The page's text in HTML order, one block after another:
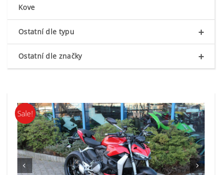
Sale!
 
Kove
+
Ostatní dle typu
+
Ostatní dle značky